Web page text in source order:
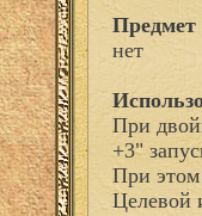
Предмет
нет
При
+3"
При этом
Целевой